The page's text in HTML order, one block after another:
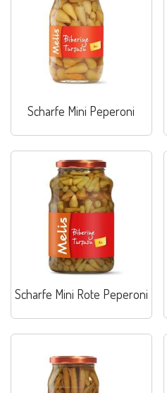
Scharfe Mini Peperoni
Scharfe Mini Rote Peperoni